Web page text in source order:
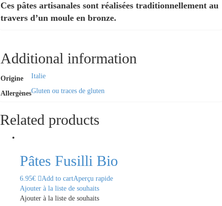
Ces pâtes artisanales sont réalisées traditionnellement au
travers d’un moule en bronze.
Additional information
Origine Italie
AllergènesGluten ou traces de gluten
Related products
Pâtes Fusilli Bio
6.95€ Add to cartAperçu rapide
Ajouter à la liste de souhaits
Ajouter à la liste de souhaits